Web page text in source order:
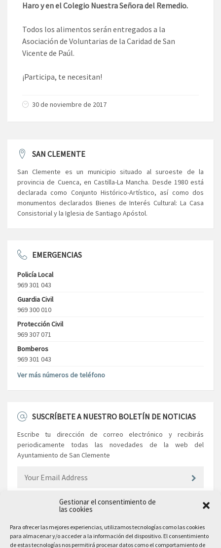
Gestionar el consentimiento de
las cookies
Para ofrecer las mejores experiencias, utilizamos tecnologías como las cookies
para almacenar y/o acceder a la información del dispositivo. El consentimiento
de estas tecnologías nos permitirá procesar datos como el comportamiento de
Haro y en el Colegio Nuestra Señora del Remedio.
Todos los alimentos serán entregados a la
Asociación de Voluntarias de la Caridad de San
Vicente de Paúl.
¡Participa, te necesitan!
30 de noviembre de 2017
SAN CLEMENTE
San Clemente es un municipio situado al suroeste de la
provincia de Cuenca, en Castilla-La Mancha. Desde 1980 está
declarada como Conjunto Histórico-Artístico, así como dos
monumentos declarados Bienes de Interés Cultural: La Casa
Consistorial y la Iglesia de Santiago Apóstol.
EMERGENCIAS
Policía Local
969 301 043
Guardia Civil
969 300 010
Protección Civil
969 307 071
Bomberos
969 301 043
Ver más números de teléfono
SUSCRÍBETE A NUESTRO BOLETÍN DE NOTICIAS
Escribe tu dirección de correo electrónico y recibirás
periodicamente todas las novedades de la web del
Ayuntamiento de San Clemente
EL AYUNTAMIENTO
Plaza Mayor, 10